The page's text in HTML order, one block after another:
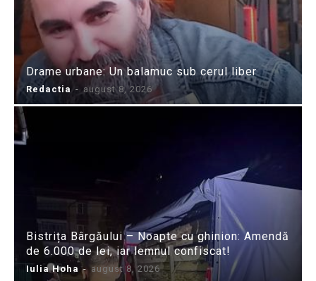
Drame urbane: Un balamuc sub cerul liber
Redactia - august 8, 2026
Bistrița Bârgăului – Noapte cu ghinion: Amendă
de 6.000 de lei, iar lemnul confiscat!
Iulia Hoha - august 8, 2026